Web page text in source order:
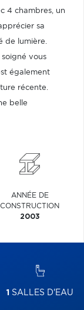
4 chambres, un
sa
de lumière.
vous
également
récente.
belle
ANNÉE DE
CONSTRUCTION
2003
1 SALLES D'EAU